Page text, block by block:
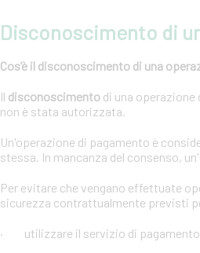
Disconoscimento di
Cos’è il disconoscimento di una
Il disconoscimento di una operazione
non è stata autorizzata.
Un'operazione di pagamento è
stessa. In mancanza del consenso,
Per evitare che vengano effettuate
sicurezza contrattualmente previsti
· utilizzare il servizio di